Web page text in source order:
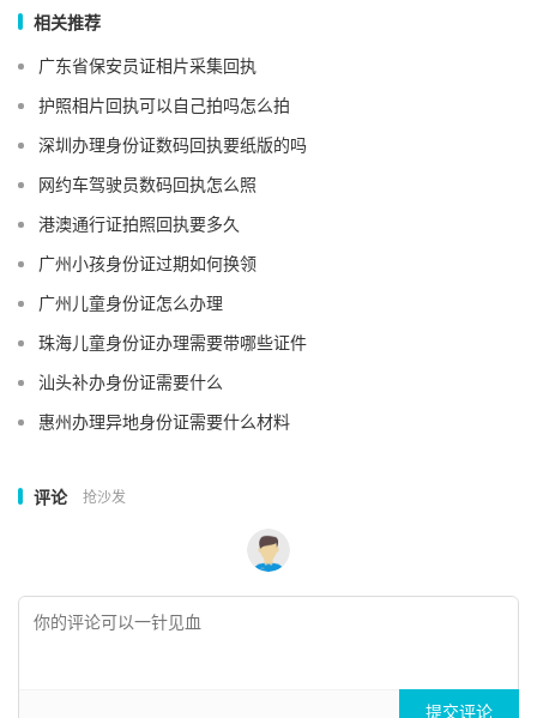
相关推荐
广东省保安员证相片采集回执
护照相片回执可以自己拍吗怎么拍
深圳办理身份证数码回执要纸版的吗
网约车驾驶员数码回执怎么照
港澳通行证拍照回执要多久
广州小孩身份证过期如何换领
广州儿童身份证怎么办理
珠海儿童身份证办理需要带哪些证件
汕头补办身份证需要什么
惠州办理异地身份证需要什么材料
评论 抢沙发
提交评论